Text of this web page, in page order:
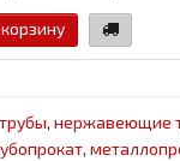
, нержавеющие
,